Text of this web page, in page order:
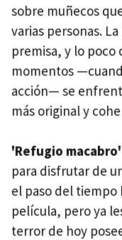
sobre muñecos
varias personas.
premisa, y lo
momentos
acción— se
más original y
'Refugio macabro'
para disfrutar de
el paso del tiempo
película, pero ya
terror de hoy